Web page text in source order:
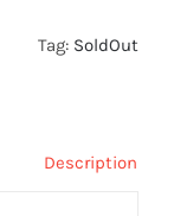
Tag: SoldOut
Description